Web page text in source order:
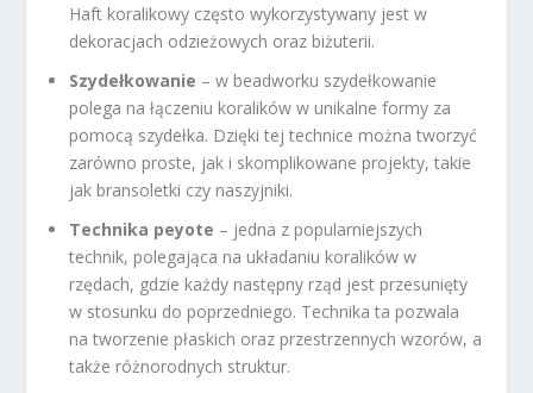
Haft koralikowy często wykorzystywany jest w
dekoracjach odzieżowych oraz biżuterii.
Szydełkowanie – w beadworku szydełkowanie
polega na łączeniu koralików w unikalne formy za
pomocą szydełka. Dzięki tej technice można tworzyć
zarówno proste, jak i skomplikowane projekty, takie
jak bransoletki czy naszyjniki.
Technika peyote – jedna z popularniejszych
technik, polegająca na układaniu koralików w
rzędach, gdzie każdy następny rząd jest przesunięty
w stosunku do poprzedniego. Technika ta pozwala
na tworzenie płaskich oraz przestrzennych wzorów, a
także różnorodnych struktur.